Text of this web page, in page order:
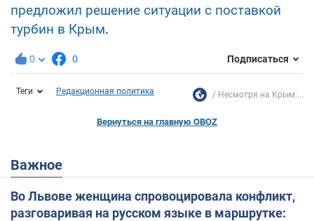
предложил решение ситуации с поставкой
турбин в Крым.
0 0 Подписаться
Теги Редакционная политика Несмотря на Крым:...
Вернуться на главную OBOZ
Важное
Во Львове женщина спровоцировала конфликт,
разговаривая на русском языке в маршрутке: